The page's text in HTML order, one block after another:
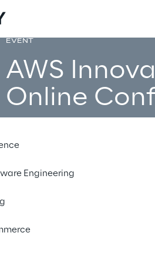
Engineering
EVENT
AWS
Online